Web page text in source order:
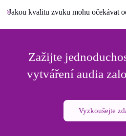
Jakou kvalitu zvuku mohu očekávat
Zažijte
vytváření audia
Vyzkoušejte